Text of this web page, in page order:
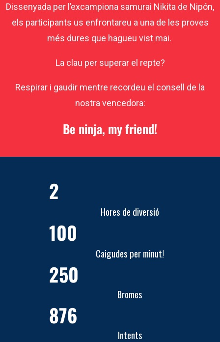
Dissenyada per l’excampiona samurai Nikita de Nipón,
els participants us enfrontareu a una de les proves
més dures que hagueu vist mai.
La clau per superar el repte?
Respirar i gaudir mentre recordeu el consell de la
nostra vencedora:
Be ninja, my friend!
Hores de diversió
2
Caigudes per minut!
100
Bromes
250
Intents
876